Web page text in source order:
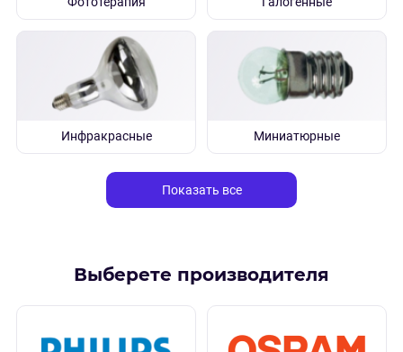
Инфракрасные Миниатюрные
Показать все
Выберете производителя